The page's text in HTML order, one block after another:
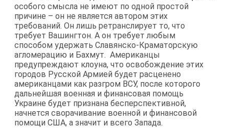
особого смысла не имеют по одной простой
причине – он не является автором этих
требований. Он лишь ретранслирует то, что
требует Вашингтон. А он требует любым
способом удержать Славянско-Краматорскую
агломерацию и Бахмут. Американцы
предупреждают клоуна, что освобождение этих
городов Русской Армией будет расценено
американцами как разгром ВСУ, после которого
дальнейшая военная и финансовая помощь
Украине будет признана бесперспективной,
начнется сворачивание военной и финансовой
помощи США, а значит и всего Запада.